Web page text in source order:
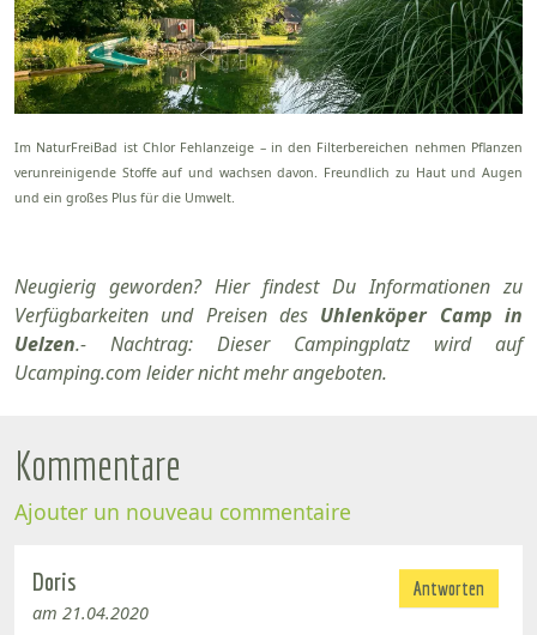
Im NaturFreiBad ist Chlor Fehlanzeige – in den Filterbereichen nehmen Pflanzen
verunreinigende Stoffe auf und wachsen davon. Freundlich zu Haut und Augen
und ein großes Plus für die Umwelt.
Neugierig geworden? Hier findest Du Informationen zu
Verfügbarkeiten und Preisen des Uhlenköper Camp in
Uelzen.- Nachtrag: Dieser Campingplatz wird auf
Ucamping.com leider nicht mehr angeboten.
Kommentare
Ajouter un nouveau commentaire
Doris
am 21.04.2020
Antworten